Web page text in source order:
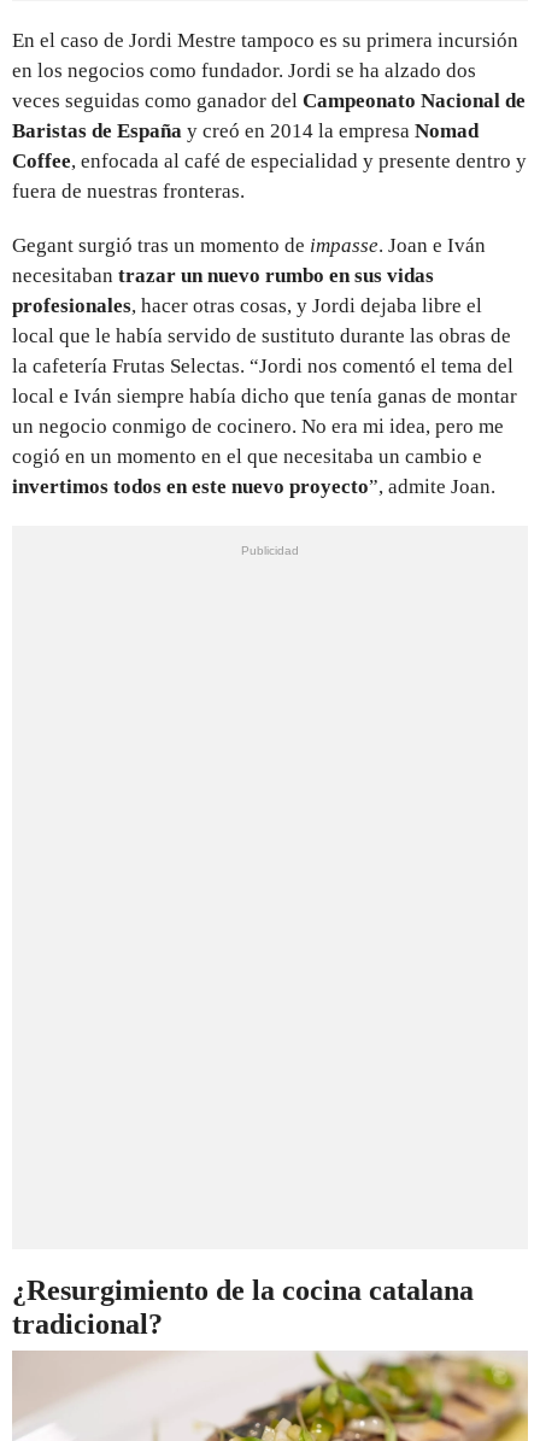
En el caso de Jordi Mestre tampoco es su primera incursión
en los negocios como fundador. Jordi se ha alzado dos
veces seguidas como ganador del Campeonato Nacional de
Baristas de España y creó en 2014 la empresa Nomad
Coffee, enfocada al café de especialidad y presente dentro y
fuera de nuestras fronteras.
Gegant surgió tras un momento de impasse. Joan e Iván
necesitaban trazar un nuevo rumbo en sus vidas
profesionales, hacer otras cosas, y Jordi dejaba libre el
local que le había servido de sustituto durante las obras de
la cafetería Frutas Selectas. “Jordi nos comentó el tema del
local e Iván siempre había dicho que tenía ganas de montar
un negocio conmigo de cocinero. No era mi idea, pero me
cogió en un momento en el que necesitaba un cambio e
invertimos todos en este nuevo proyecto”, admite Joan.
¿Resurgimiento de la cocina catalana
tradicional?